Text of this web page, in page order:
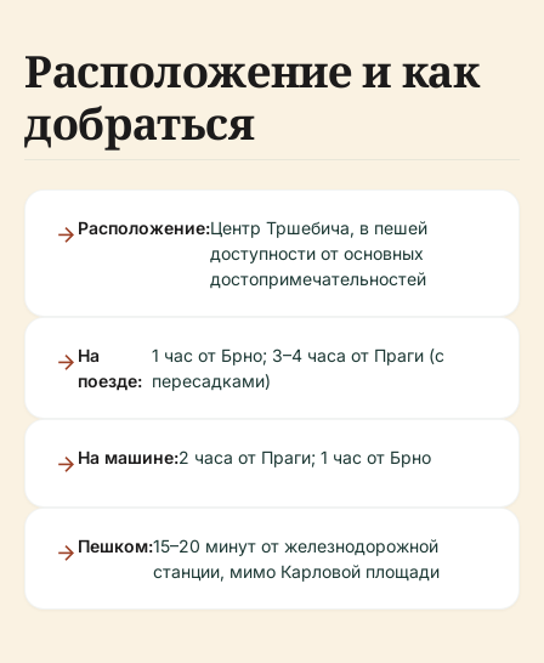
Расположение и как
добраться
Расположение:Центр Тршебича, в пешей
доступности от основных
достопримечательностей
На
поезде:
1 час от Брно; 3–4 часа от Праги (с
пересадками)
На машине:2 часа от Праги; 1 час от Брно
Пешком:15–20 минут от железнодорожной
станции, мимо Карловой площади